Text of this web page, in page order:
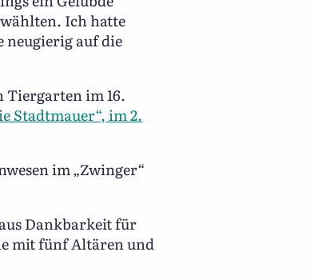
Ich hatte
neugierig auf die
Tiergarten im 16.
Stadtmauer“, im 2.
im „Zwinger“
Dankbarkeit für
mit fünf Altären und